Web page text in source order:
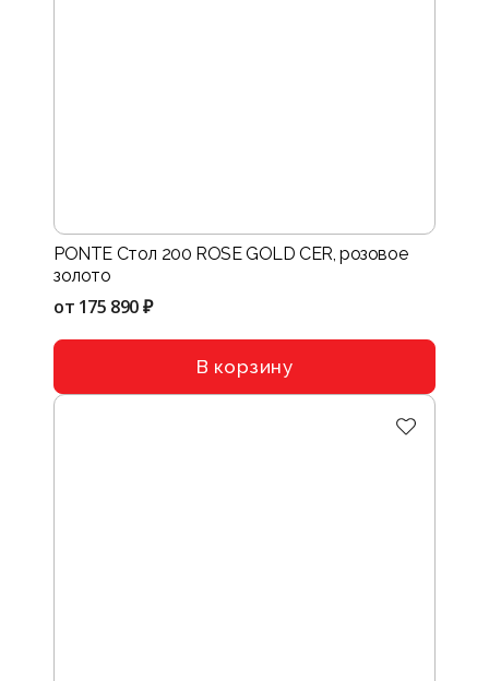
PONTE Стол 200 ROSE GOLD CER, розовое
золото
от 175 890 ₽
В корзину